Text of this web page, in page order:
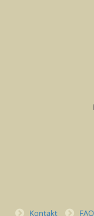
Kontakt FAQ